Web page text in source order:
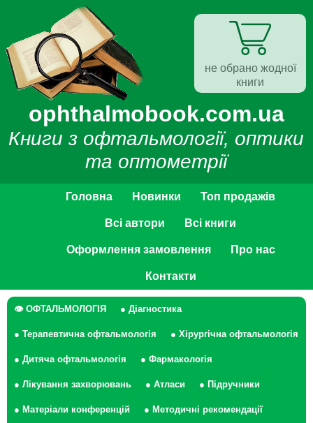
ophthalmobook.com.ua
Книги з офтальмології, оптики
та оптометрії
Головна Новинки Топ продажів
Всі автори Всі книги
Оформлення замовлення Про нас
Контакти
👁 ОФТАЛЬМОЛОГІЯ ● Діагностика
● Терапевтична офтальмологія ● Хірургічна офтальмологія
● Дитяча офтальмологія ● Фармакологія
● Лікування захворювань ● Атласи ● Підручники
● Матеріали конференцій ● Методичні рекомендації
не обрано жодної
книги